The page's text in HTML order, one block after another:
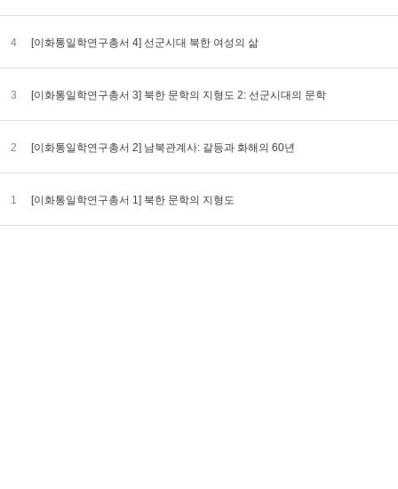
4 [이화통일학연구총서 4] 선군시대 북한 여성의 삶
3 [이화통일학연구총서 3] 북한 문학의 지형도 2: 선군시대의 문학
2 [이화통일학연구총서 2] 남북관계사: 갈등과 화해의 60년
1 [이화통일학연구총서 1] 북한 문학의 지형도